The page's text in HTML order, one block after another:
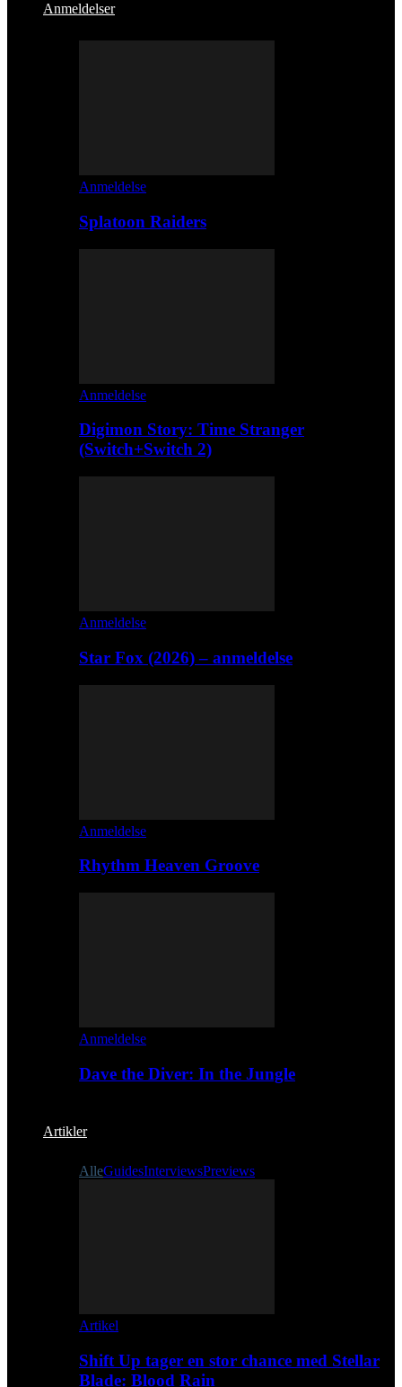
Anmeldelser
Anmeldelse
Splatoon Raiders
Anmeldelse
Digimon Story: Time Stranger
(Switch+Switch 2)
Anmeldelse
Star Fox (2026) – anmeldelse
Anmeldelse
Rhythm Heaven Groove
Anmeldelse
Dave the Diver: In the Jungle
Artikler
AlleGuidesInterviewsPreviews
Artikel
Shift Up tager en stor chance med Stellar
Blade: Blood Rain